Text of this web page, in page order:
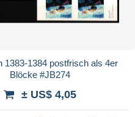
1383-1384 postfrisch als 4er
Blöcke #JB274
± US$ 4,05